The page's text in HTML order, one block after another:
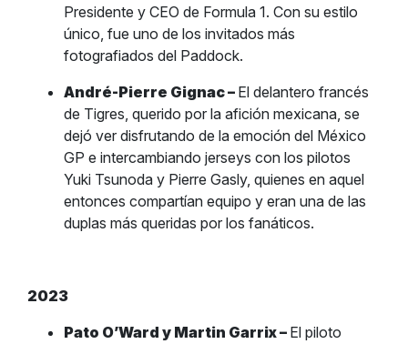
Presidente y CEO de Formula 1. Con su estilo
único, fue uno de los invitados más
fotografiados del Paddock.
André-Pierre Gignac – El delantero francés
de Tigres, querido por la afición mexicana, se
dejó ver disfrutando de la emoción del México
GP e intercambiando jerseys con los pilotos
Yuki Tsunoda y Pierre Gasly, quienes en aquel
entonces compartían equipo y eran una de las
duplas más queridas por los fanáticos.
2023
Pato O’Ward y Martin Garrix – El piloto